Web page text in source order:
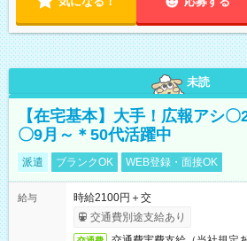
未読
【在宅基本】大手！広報アシ
〇9月～＊50代活躍中
派遣 ブランクOK WEB登録・面接OK
給与
時給2100円＋交
交通費別途支給あり